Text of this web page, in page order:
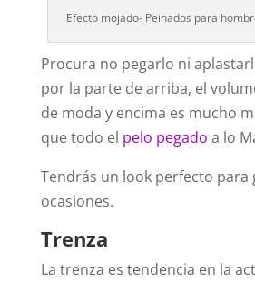
Efecto mojado- Peinados para
Procura no pegarlo ni
por la parte de arriba, el
de moda y encima es mucho
que todo el pelo pegado a lo
Tendrás un look perfecto para
ocasiones.
Trenza
La trenza es tendencia en la